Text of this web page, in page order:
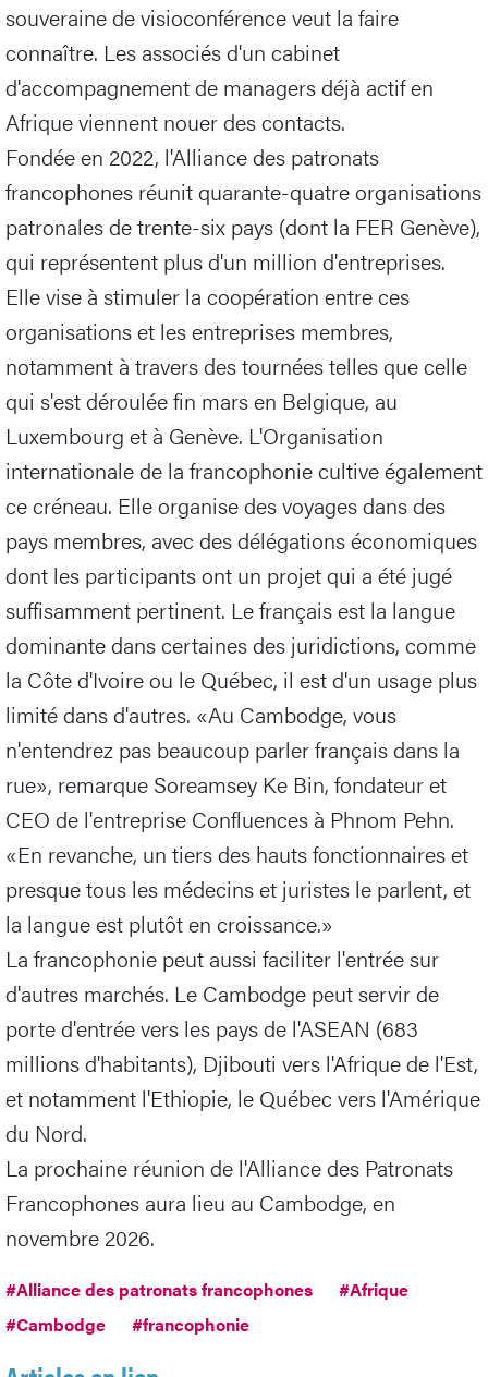
souveraine de visioconférence veut la faire
connaître. Les associés d'un cabinet
d'accompagnement de managers déjà actif en
Afrique viennent nouer des contacts.
Fondée en 2022, l'Alliance des patronats
francophones réunit quarante-quatre organisations
patronales de trente-six pays (dont la FER Genève),
qui représentent plus d'un million d'entreprises.
Elle vise à stimuler la coopération entre ces
organisations et les entreprises membres,
notamment à travers des tournées telles que celle
qui s'est déroulée fin mars en Belgique, au
Luxembourg et à Genève. L'Organisation
internationale de la francophonie cultive également
ce créneau. Elle organise des voyages dans des
pays membres, avec des délégations économiques
dont les participants ont un projet qui a été jugé
suffisamment pertinent. Le français est la langue
dominante dans certaines des juridictions, comme
la Côte d'Ivoire ou le Québec, il est d'un usage plus
limité dans d'autres. «Au Cambodge, vous
n'entendrez pas beaucoup parler français dans la
rue», remarque Soreamsey Ke Bin, fondateur et
CEO de l'entreprise Confluences à Phnom Pehn.
«En revanche, un tiers des hauts fonctionnaires et
presque tous les médecins et juristes le parlent, et
la langue est plutôt en croissance.»
La francophonie peut aussi faciliter l'entrée sur
d'autres marchés. Le Cambodge peut servir de
porte d'entrée vers les pays de l'ASEAN (683
millions d'habitants), Djibouti vers l'Afrique de l'Est,
et notamment l'Ethiopie, le Québec vers l'Amérique
du Nord.
La prochaine réunion de l'Alliance des Patronats
Francophones aura lieu au Cambodge, en
novembre 2026.
#Alliance des patronats francophones
#Afrique
#Cambodge
#francophonie